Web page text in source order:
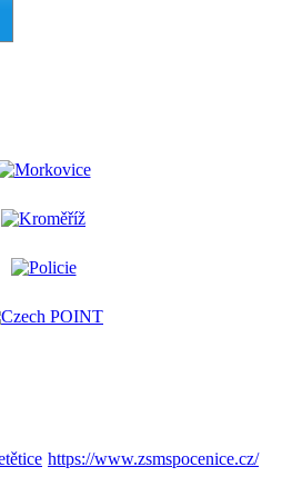
https://www.zsmspocenice.cz/